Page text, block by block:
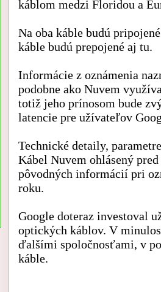
káblom medzi Floridou a
Na oba káble budú
káble budú prepojené aj tu.
Informácie z oznámenia
podobne ako Nuvem
totiž jeho prínosom bude
latencie pre užívateľov
Technické detaily,
Kábel Nuvem ohlásený
pôvodných informácií pri
roku.
Google doteraz investoval
optických káblov. V
ďalšími spoločnosťami, v
káble.